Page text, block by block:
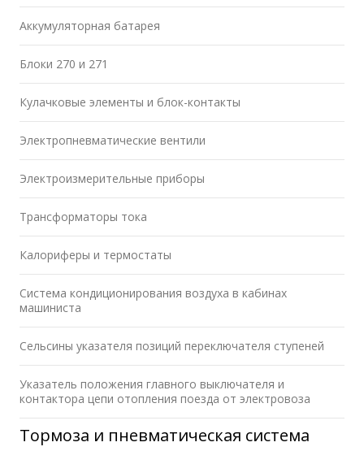
Аккумуляторная батарея
Блоки 270 и 271
Кулачковые элементы и блок-контакты
Электропневматические вентили
Электроизмерительные приборы
Трансформаторы тока
Калориферы и термостаты
Система кондиционирования воздуха в кабинах
машиниста
Сельсины указателя позиций переключателя ступеней
Указатель положения главного выключателя и
контактора цепи отопления поезда от электровоза
Тормоза и пневматическая система